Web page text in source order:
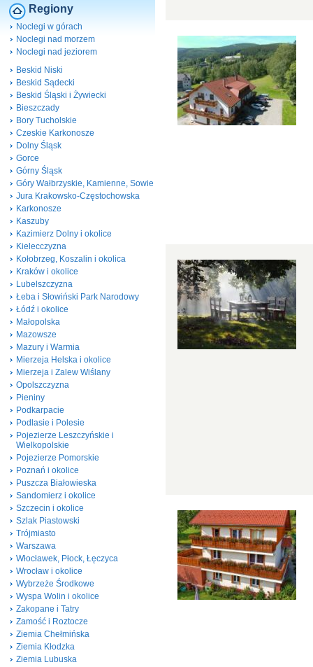
Regiony
Noclegi w górach
Noclegi nad morzem
Noclegi nad jeziorem
Beskid Niski
Beskid Sądecki
Beskid Śląski i Żywiecki
Bieszczady
Bory Tucholskie
Czeskie Karkonosze
Dolny Śląsk
Gorce
Górny Śląsk
Góry Wałbrzyskie, Kamienne, Sowie
Jura Krakowsko-Częstochowska
Karkonosze
Kaszuby
Kazimierz Dolny i okolice
Kielecczyzna
Kołobrzeg, Koszalin i okolica
Kraków i okolice
Lubelszczyzna
Łeba i Słowiński Park Narodowy
Łódź i okolice
Małopolska
Mazowsze
Mazury i Warmia
Mierzeja Helska i okolice
Mierzeja i Zalew Wiślany
Opolszczyzna
Pieniny
Podkarpacie
Podlasie i Polesie
Pojezierze Leszczyńskie i
Wielkopolskie
Pojezierze Pomorskie
Poznań i okolice
Puszcza Białowieska
Sandomierz i okolice
Szczecin i okolice
Szlak Piastowski
Trójmiasto
Warszawa
Włocławek, Płock, Łęczyca
Wrocław i okolice
Wybrzeże Środkowe
Wyspa Wolin i okolice
Zakopane i Tatry
Zamość i Roztocze
Ziemia Chełmińska
Ziemia Kłodzka
Ziemia Lubuska